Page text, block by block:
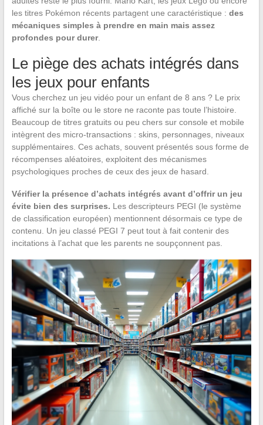
les titres Pokémon récents partagent une caractéristique : des
mécaniques simples à prendre en main mais assez
profondes pour durer.
Le piège des achats intégrés dans
les jeux pour enfants
Vous cherchez un jeu vidéo pour un enfant de 8 ans ? Le prix
affiché sur la boîte ou le store ne raconte pas toute l’histoire.
Beaucoup de titres gratuits ou peu chers sur console et mobile
intègrent des micro-transactions : skins, personnages, niveaux
supplémentaires. Ces achats, souvent présentés sous forme de
récompenses aléatoires, exploitent des mécanismes
psychologiques proches de ceux des jeux de hasard.
Vérifier la présence d’achats intégrés avant d’offrir un jeu
évite bien des surprises. Les descripteurs PEGI (le système
de classification européen) mentionnent désormais ce type de
contenu. Un jeu classé PEGI 7 peut tout à fait contenir des
incitations à l’achat que les parents ne soupçonnent pas.